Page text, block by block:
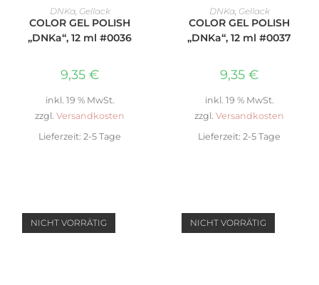
WEITERLESEN
DNKa, Gellack
COLOR GEL POLISH
„DNKa“, 12 ml #0036
9,35 €
inkl. 19 % MwSt.
zzgl. Versandkosten
Lieferzeit: 2-5 Tage
IN DEN WARENKORB
DNKa, Gellack
COLOR GEL POLISH
„DNKa“, 12 ml #0037
9,35 €
inkl. 19 % MwSt.
zzgl. Versandkosten
Lieferzeit: 2-5 Tage
NICHT VORRÄTIG NICHT VORRÄTIG